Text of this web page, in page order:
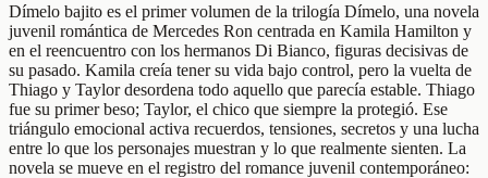
Dímelo bajito es el primer volumen de la trilogía Dímelo, una novela
juvenil romántica de Mercedes Ron centrada en Kamila Hamilton y
en el reencuentro con los hermanos Di Bianco, figuras decisivas de
su pasado. Kamila creía tener su vida bajo control, pero la vuelta de
Thiago y Taylor desordena todo aquello que parecía estable. Thiago
fue su primer beso; Taylor, el chico que siempre la protegió. Ese
triángulo emocional activa recuerdos, tensiones, secretos y una lucha
entre lo que los personajes muestran y lo que realmente sienten. La
novela se mueve en el registro del romance juvenil contemporáneo: